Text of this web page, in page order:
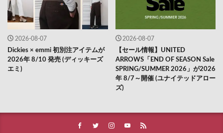
2026-08-07
Dickies × emmi 初別注アイテムが
2026年 8/10 発売 (ディッキーズ
エミ)
2026-08-07
【セール情報】UNITED
ARROWS「END OF SEASON Sale
SPRING/SUMMER 2026」が2026
年 8/7～開催 (ユナイテッドアロー
ズ)